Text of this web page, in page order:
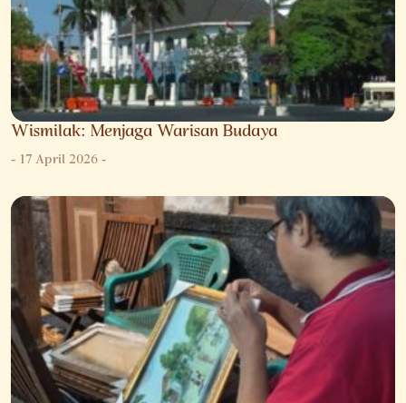
Wismilak: Menjaga Warisan Budaya
-17 April 2026-